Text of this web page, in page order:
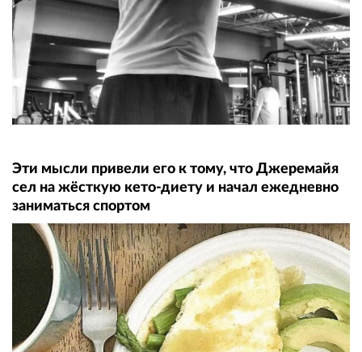
Эти мысли привели его к тому, что Джеремайя
сел на жёсткую кето-диету и начал ежедневно
заниматься спортом